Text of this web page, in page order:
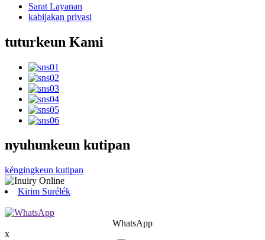
Sarat Layanan
kabijakan privasi
tuturkeun Kami
nyuhunkeun kutipan
kéngingkeun kutipan
Kirim Surélék
WhatsApp
x